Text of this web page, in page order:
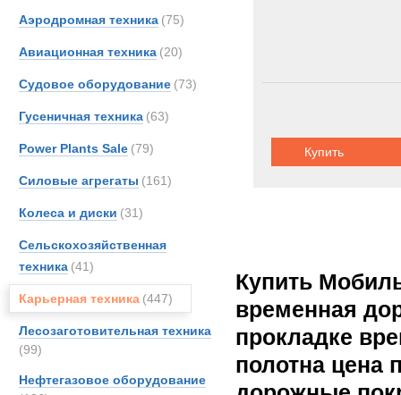
Аэродромная техника (75)
Авиационная техника (20)
Судовое оборудование (73)
Гусеничная техника (63)
Power Plants Sale (79)
Силовые агрегаты (161)
Колеса и диски (31)
Сельскохозяйственная
техника (41)
Карьерная техника (447)
Лесозаготовительная техника
(99)
Нефтегазовое оборудование
Купить
Купить
временная
прокладке
полотна цена